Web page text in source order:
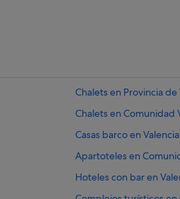
Chalets en Provincia de
Chalets en Comunidad
Casas barco en Valencia
Apartoteles en
Hoteles con bar en